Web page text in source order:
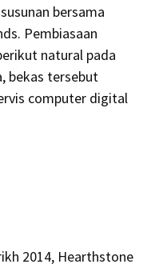
bersama
Pembiasaan
natural pada
bekas tersebut
computer digital
2014, Hearthstone